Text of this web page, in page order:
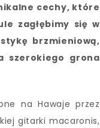
cechy, które
zagłębimy się w
brzmieniową,
szerokiego grona
na Hawaje przez
gitarki macaronis,